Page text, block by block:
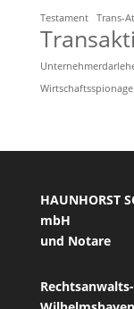
Testament
Trans-
Wirtschaftsspionage
HAUNHORST
mbH
und Notare